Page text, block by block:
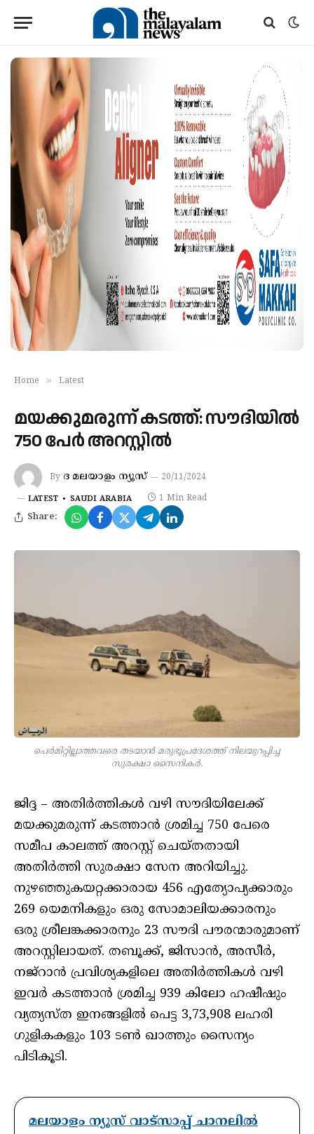
Home » Latest
മയക്കുമരുന്ന് കടത്ത്: സൗദിയിൽ
750 പേര്‍ അറസ്റ്റില്‍
By ദ മലയാളം ന്യൂസ് 20/11/2024
LATEST SAUDI ARABIA 1 Min Read
Share:
പെര്‍മിറ്റില്ലാത്തവരെ തടയാന്‍ മരുഭൂപ്രദേശത്ത് നിലയുറപ്പിച്ച
സുരക്ഷാ സൈനികര്‍.
ജിദ്ദ – അതിര്‍ത്തികള്‍ വഴി സൗദിയിലേക്ക്
മയക്കുമരുന്ന് കടത്താന്‍ ശ്രമിച്ച 750 പേരെ
സമീപ കാലത്ത് അറസ്റ്റ് ചെയ്തതായി
അതിര്‍ത്തി സുരക്ഷാ സേന അറിയിച്ചു.
നുഴഞ്ഞുകയറ്റക്കാരായ 456 എത്യോപ്യക്കാരും
269 യെമനികളും ഒരു സോമാലിയക്കാരനും
ഒരു ശ്രീലങ്കക്കാരനും 23 സൗദി പൗരന്മാരുമാണ്
അറസ്റ്റിലായത്. തബൂക്ക്, ജിസാന്‍, അസീര്‍,
നജ്‌റാന്‍ പ്രവിശ്യകളിലെ അതിര്‍ത്തികള്‍ വഴി
ഇവര്‍ കടത്താന്‍ ശ്രമിച്ച 939 കിലോ ഹഷീഷും
വ്യത്യസ്ത ഇനങ്ങളില്‍ പെട്ട 3,73,908 ലഹരി
ഗുളികകളും 103 ടണ്‍ ഖാത്തും സൈന്യം
പിടികൂടി.
മലയാളം ന്യൂസ് വാട്സാപ്പ് ചാനലിൽ